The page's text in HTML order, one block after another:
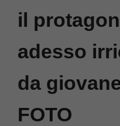
il
adesso
da
FOTO